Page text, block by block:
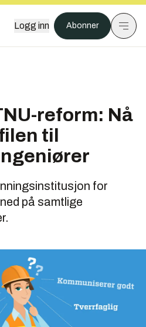
Logg inn Abonner
reform: Nå
til
for
på samtlige